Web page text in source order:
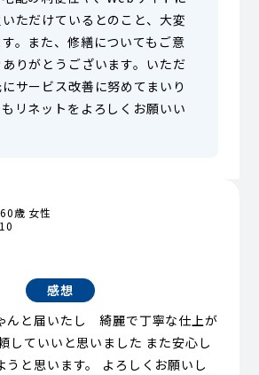
ただけているとのこと、大変
。また、修繕についてもご意
りがとうございます。いただ
サービス改善に努めてまいり
リネットをよろしくお願いい
歳 女性
感想
んと届いたし 綺麗で丁寧な仕上が
していいと思いました また安心し
うと思います。 よろしくお願いし